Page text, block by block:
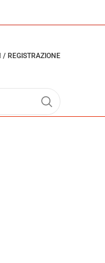
/ REGISTRAZIONE